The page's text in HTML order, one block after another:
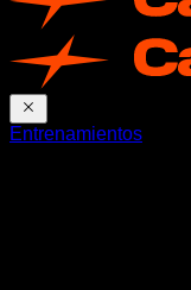
Entrenamientos